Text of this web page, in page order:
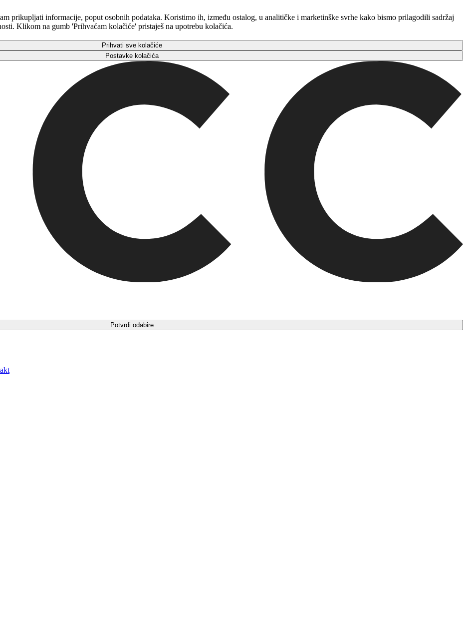
prikupljati informacije, poput osobnih podataka. Koristimo ih, između ostalog, u analitičke i marketinške svrhe kako bismo prilagodili sadržaj
Klikom na gumb 'Prihvaćam kolačiće' pristaješ na upotrebu kolačića.
Prihvati sve kolačiće
Postavke kolačića
Potvrdi odabire